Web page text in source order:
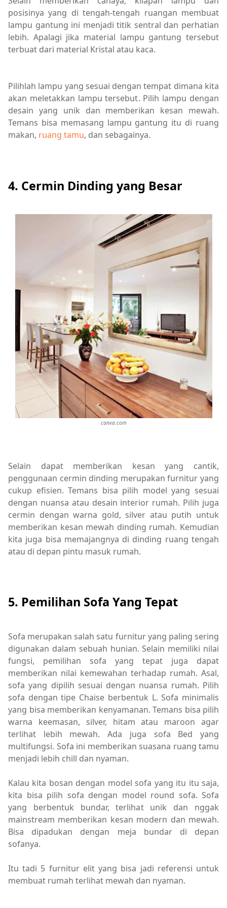
posisinya yang di tengah-tengah ruangan membuat
lampu gantung ini menjadi titik sentral dan perhatian
lebih. Apalagi jika material lampu gantung tersebut
terbuat dari material Kristal atau kaca.
Pilihlah lampu yang sesuai dengan tempat dimana kita
akan meletakkan lampu tersebut. Pilih lampu dengan
desain yang unik dan memberikan kesan mewah.
Temans bisa memasang lampu gantung itu di ruang
makan, ruang tamu, dan sebagainya.
4. Cermin Dinding yang Besar
canva.com
Selain dapat memberikan kesan yang cantik,
penggunaan cermin dinding merupakan furnitur yang
cukup efisien. Temans bisa pilih model yang sesuai
dengan nuansa atau desain interior rumah. Pilih juga
cermin dengan warna gold, silver atau putih untuk
memberikan kesan mewah dinding rumah. Kemudian
kita juga bisa memajangnya di dinding ruang tengah
atau di depan pintu masuk rumah.
5. Pemilihan Sofa Yang Tepat
Sofa merupakan salah satu furnitur yang paling sering
digunakan dalam sebuah hunian. Selain memiliki nilai
fungsi, pemilihan sofa yang tepat juga dapat
memberikan nilai kemewahan terhadap rumah. Asal,
sofa yang dipilih sesuai dengan nuansa rumah. Pilih
sofa dengan tipe Chaise berbentuk L. Sofa minimalis
yang bisa memberikan kenyamanan. Temans bisa pilih
warna keemasan, silver, hitam atau maroon agar
terlihat lebih mewah. Ada juga sofa Bed yang
multifungsi. Sofa ini memberikan suasana ruang tamu
menjadi lebih chill dan nyaman.
Kalau kita bosan dengan model sofa yang itu itu saja,
kita bisa pilih sofa dengan model round sofa. Sofa
yang berbentuk bundar, terlihat unik dan nggak
mainstream memberikan kesan modern dan mewah.
Bisa dipadukan dengan meja bundar di depan
sofanya.
Itu tadi 5 furnitur elit yang bisa jadi referensi untuk
membuat rumah terlihat mewah dan nyaman.